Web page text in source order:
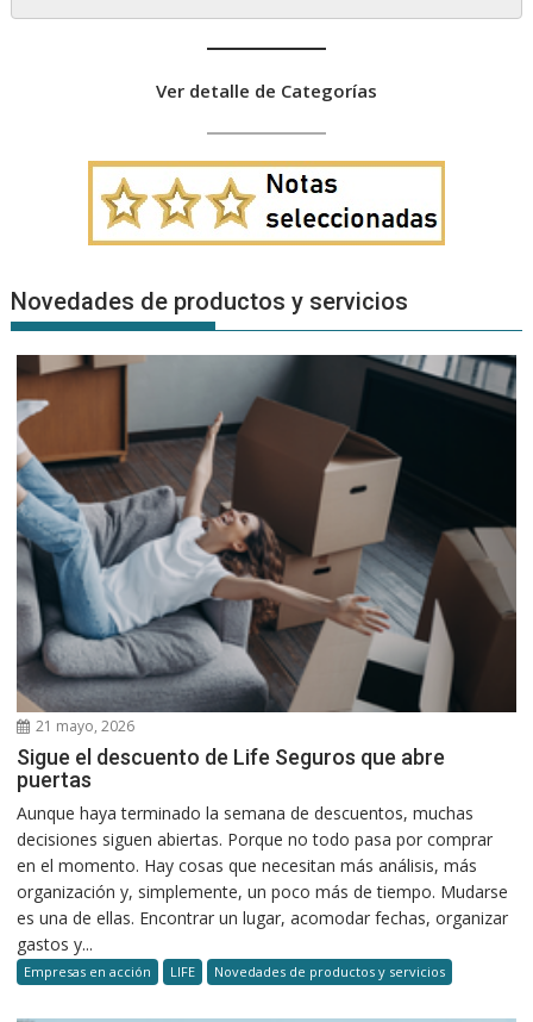
Ver detalle de Categorías
Novedades de productos y servicios
21 mayo, 2026
Sigue el descuento de Life Seguros que abre
puertas
Aunque haya terminado la semana de descuentos, muchas
decisiones siguen abiertas. Porque no todo pasa por comprar
en el momento. Hay cosas que necesitan más análisis, más
organización y, simplemente, un poco más de tiempo. Mudarse
es una de ellas. Encontrar un lugar, acomodar fechas, organizar
gastos y...
Empresas en acción LIFE Novedades de productos y servicios